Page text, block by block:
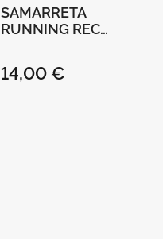
SAMARRETA
RUNNING REC
BLANCA - L
14,00 €